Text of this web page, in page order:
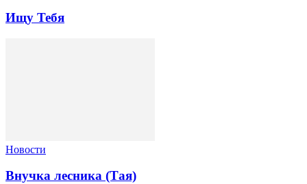
Ищу Тебя
Новости
Внучка лесника (Тая)